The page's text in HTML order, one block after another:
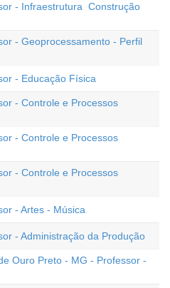
- Infraestrutura  Construção
- Geoprocessamento - Perfil
- Educação Física
- Controle e Processos
- Controle e Processos
- Controle e Processos
- Artes - Música
- Administração da Produção
Ouro Preto - MG - Professor -